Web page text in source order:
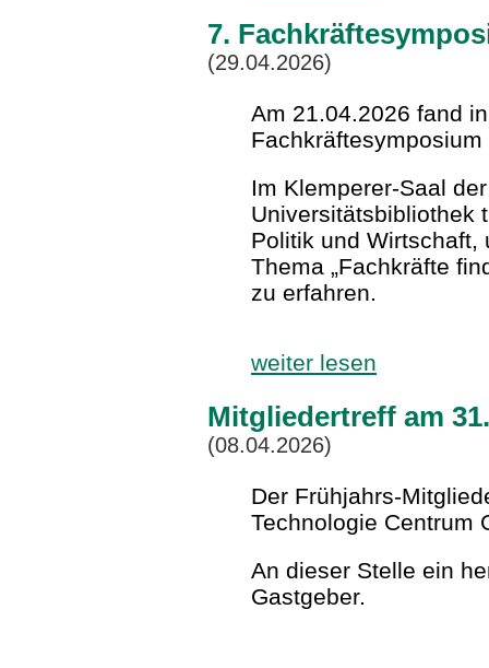
7.
(29.04.2026)
Am 21.04.2026 fand
Fachkräftesymposium
Im Klemperer-Saal
Universitätsbibliothek
Politik und Wirtschaft,
Thema „Fachkräfte
zu erfahren.
weiter lesen
Mitgliedertreff am
(08.04.2026)
Der Frühjahrs-
Technologie Centrum
An dieser Stelle ein
Gastgeber.